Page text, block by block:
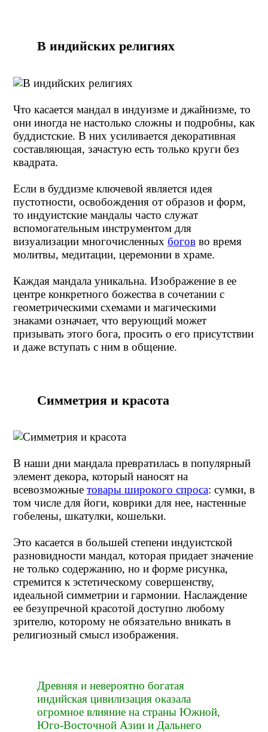
В индийских религиях
Что касается мандал в индуизме и джайнизме, то
они иногда не настолько сложны и подробны, как
буддистские. В них усиливается декоративная
составляющая, зачастую есть только круги без
квадрата.
Если в буддизме ключевой является идея
пустотности, освобождения от образов и форм,
то индуистские мандалы часто служат
вспомогательным инструментом для
визуализации многочисленных богов во время
молитвы, медитации, церемонии в храме.
Каждая мандала уникальна. Изображение в ее
центре конкретного божества в сочетании с
геометрическими схемами и магическими
знаками означает, что верующий может
призывать этого бога, просить о его присутствии
и даже вступать с ним в общение.
Симметрия и красота
В наши дни мандала превратилась в популярный
элемент декора, который наносят на
всевозможные товары широкого спроса: сумки, в
том числе для йоги, коврики для нее, настенные
гобелены, шкатулки, кошельки.
Это касается в большей степени индуистской
разновидности мандал, которая придает значение
не только содержанию, но и форме рисунка,
стремится к эстетическому совершенству,
идеальной симметрии и гармонии. Наслаждение
ее безупречной красотой доступно любому
зрителю, которому не обязательно вникать в
религиозный смысл изображения.
Древняя и невероятно богатая
индийская цивилизация оказала
огромное влияние на страны Южной,
Юго-Восточной Азии и Дальнего